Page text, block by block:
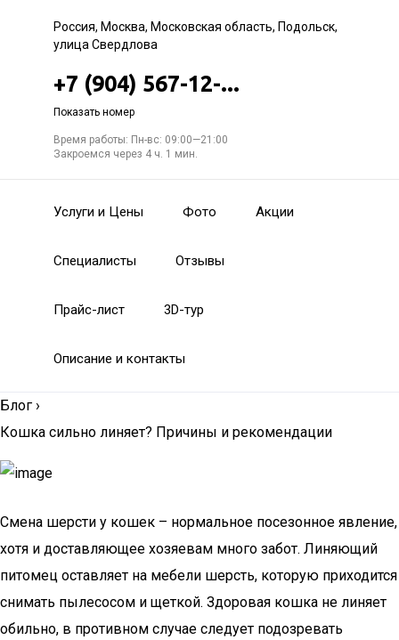
Россия, Москва, Московская область, Подольск,
улица Свердлова
+7 (904) 567-12-...
Показать номер
Время работы: Пн-вс: 09:00—21:00
Закроемся через 4 ч. 1 мин.
Услуги и Цены Фото Акции
Специалисты Отзывы
Прайс-лист 3D-тур
Описание и контакты
Блог ›
Кошка сильно линяет? Причины и рекомендации
Смена шерсти у кошек – нормальное посезонное явление,
хотя и доставляющее хозяевам много забот. Линяющий
питомец оставляет на мебели шерсть, которую приходится
снимать пылесосом и щеткой. Здоровая кошка не линяет
обильно, в противном случае следует подозревать